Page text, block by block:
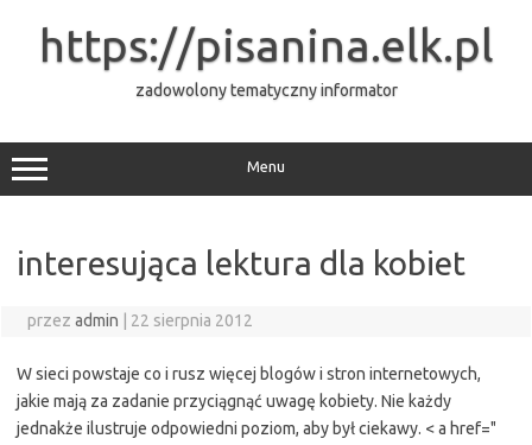
https://pisanina.elk.pl
zadowolony tematyczny informator
Menu
interesująca lektura dla kobiet
przez admin 22 sierpnia 2012
W sieci powstaje co i rusz więcej blogów i stron internetowych,
jakie mają za zadanie przyciągnąć uwagę kobiety. Nie każdy
jednakże ilustruje odpowiedni poziom, aby był ciekawy. < a href="